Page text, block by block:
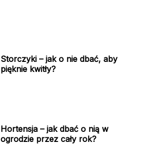
Storczyki – jak o nie dbać, aby
pięknie kwitły?
Hortensja – jak dbać o nią w
ogrodzie przez cały rok?